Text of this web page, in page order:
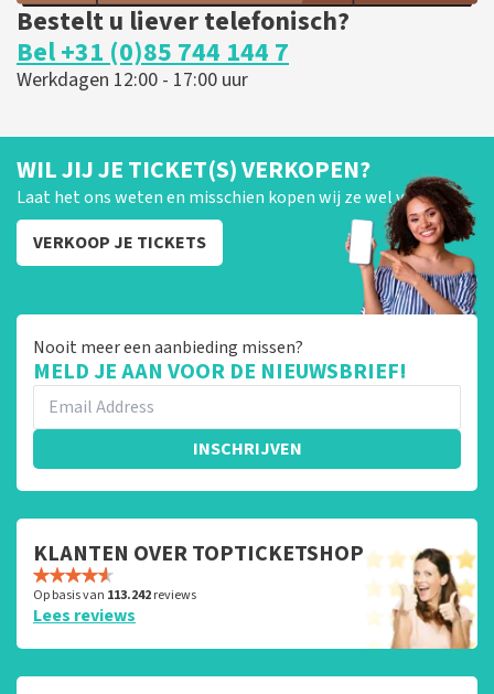
Bestelt u liever telefonisch?
Bel +31 (0)85 744 144 7
Werkdagen 12:00 - 17:00 uur
WIL JIJ JE TICKET(S) VERKOPEN?
Laat het ons weten en misschien kopen wij ze wel van je!
VERKOOP JE TICKETS
Nooit meer een aanbieding missen?
MELD JE AAN VOOR DE NIEUWSBRIEF!
INSCHRIJVEN
KLANTEN OVER TOPTICKETSHOP
Op basis van 113.242reviews
Lees reviews